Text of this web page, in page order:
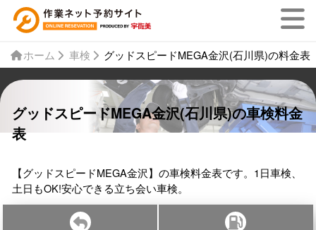
ホーム 車検 グッドスピードMEGA金沢(石川県)の料金表
グッドスピードMEGA金沢(石川県)の車検料金
表
【グッドスピードMEGA金沢】の車検料金表です。1日車検、
土日もOK!安心できる立ち会い車検。